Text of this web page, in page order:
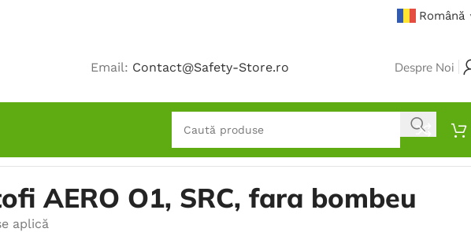
Română
Email: Contact@Safety-Store.ro Despre Noi
AERO O1, SRC, fara bombeu
aplică